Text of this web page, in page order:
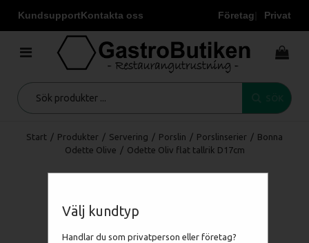
KundsupportKontakta oss Företag Privat
Välj kundtyp
Handlar du som privatperson eller företag?
Start / Produkter / Servering / Porslin / Porslinserier / Bonna
Odette Olive / Odette Oliv flat tallrik D17cm